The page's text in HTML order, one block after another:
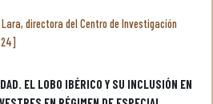
directora del Centro de Investigación
24]
EL LOBO IBÉRICO Y SU INCLUSIÓN EN